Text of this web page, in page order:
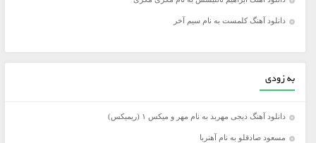
دانلود آهنگ کلمست به نام سیم آخر
به زودی
دانلود آهنگ دیجی مهربد به نام مهر و میکس ۱ (ریمیکس)
مسعود صادقلو به نام آهنربا